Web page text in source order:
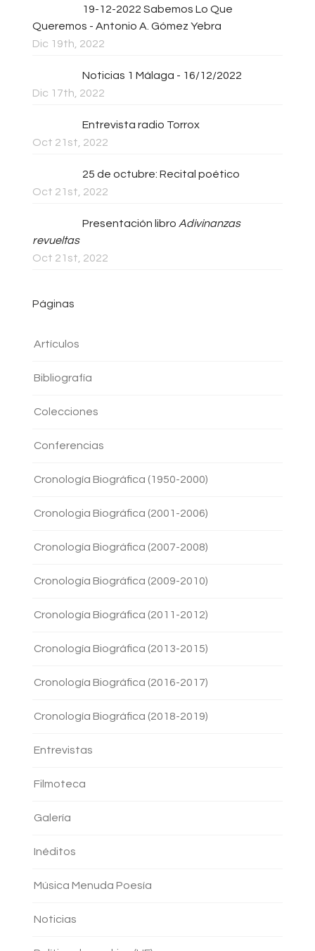
19-12-2022 Sabemos Lo Que
Queremos - Antonio A. Gómez Yebra
Dic 19th, 2022
Noticias 1 Málaga - 16/12/2022
Dic 17th, 2022
Entrevista radio Torrox
Oct 21st, 2022
25 de octubre: Recital poético
Oct 21st, 2022
Presentación libro Adivinanzas
revueltas
Oct 21st, 2022
Páginas
Artículos
Bibliografía
Colecciones
Conferencias
Cronología Biográfica (1950-2000)
Cronologia Biográfica (2001-2006)
Cronología Biográfica (2007-2008)
Cronología Biográfica (2009-2010)
Cronología Biográfica (2011-2012)
Cronología Biográfica (2013-2015)
Cronología Biográfica (2016-2017)
Cronología Biográfica (2018-2019)
Entrevistas
Filmoteca
Galería
Inéditos
Música Menuda Poesía
Noticias